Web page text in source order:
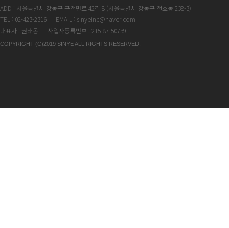
ADD : 서울특별시 강동구 구천면로 42길 8 (서울특별시 강동구 천호동 238-3)
TEL : 02-423-2316
EMAIL : sinyeinc@naver.com
대표자 : 권태동
사업자등록번호 : 215-87-50739
COPYRIGHT (C)2019 SINYE ALL RIGHTS RESERVED.